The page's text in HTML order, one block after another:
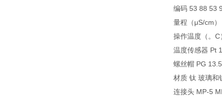
编码 53 88 53
量程（μS/cm
操作温度（。
温度传感器 Pt
螺丝帽 PG
材质 钛 玻璃和
连接头 MP-5